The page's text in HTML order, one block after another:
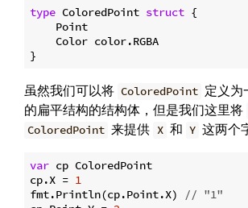
type ColoredPoint struct {
    Point
    Color color.RGBA
虽然我们可以将 ColoredPoint 定义为
的扁平结构的结构体，但是我们这里将
ColoredPoint 来提供 X 和 Y 这两个
var cp ColoredPoint
cp.X = 1
fmt.Println(cp.Point.X)
// "1"